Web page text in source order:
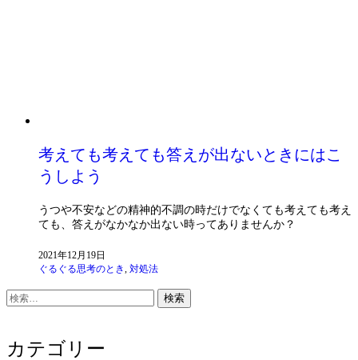
考えても考えても答えが出ないときにはこ
うしよう
うつや不安などの精神的不調の時だけでなくても考えても考え
ても、答えがなかなか出ない時ってありませんか？
2021年12月19日
ぐるぐる思考のとき 対処法
検
カテゴリー